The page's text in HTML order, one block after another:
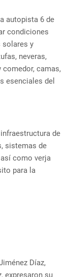
autopista 6 de
condiciones
solares y
neveras,
comedor, camas,
esenciales del
de
sistemas de
como verja
para la
Díaz,